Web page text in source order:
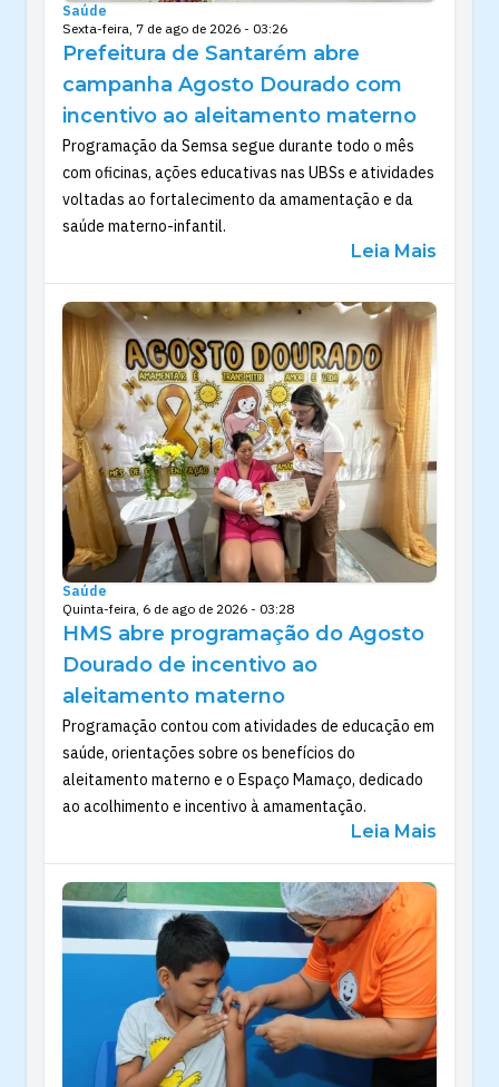
Saúde
Sexta-feira, 7 de ago de 2026 - 03:26
Prefeitura de Santarém abre
campanha Agosto Dourado com
incentivo ao aleitamento materno
Programação da Semsa segue durante todo o mês
com oficinas, ações educativas nas UBSs e atividades
voltadas ao fortalecimento da amamentação e da
saúde materno-infantil.
Leia Mais
Saúde
Quinta-feira, 6 de ago de 2026 - 03:28
HMS abre programação do Agosto
Dourado de incentivo ao
aleitamento materno
Programação contou com atividades de educação em
saúde, orientações sobre os benefícios do
aleitamento materno e o Espaço Mamaço, dedicado
ao acolhimento e incentivo à amamentação.
Leia Mais